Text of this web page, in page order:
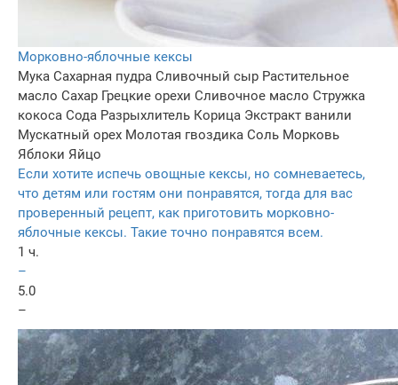
Морковно-яблочные кексы
Мука Сахарная пудра Сливочный сыр Растительное
масло Сахар Грецкие орехи Сливочное масло Стружка
кокоса Сода Разрыхлитель Корица Экстракт ванили
Мускатный орех Молотая гвоздика Соль Морковь
Яблоки Яйцо
Если хотите испечь овощные кексы, но сомневаетесь,
что детям или гостям они понравятся, тогда для вас
проверенный рецепт, как приготовить морковно-
яблочные кексы. Такие точно понравятся всем.
1 ч.
–
5.0
–